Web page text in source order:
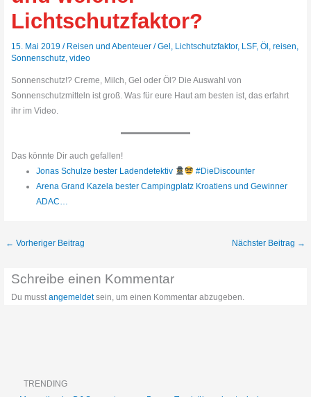
Lichtschutzfaktor?
15. Mai 2019/ Reisen und Abenteuer /Gel Lichtschutzfaktor, LSF,Öl ,reisen
Sonnenschutz ,video
Sonnenschutz!? Creme, Milch, Gel oder Öl? Die Auswahl von
Sonnenschutzmitteln ist groß. Was für eure Haut am besten ist, das erfahrt
ihr im Video.
Das könnte Dir auch gefallen!
Jonas Schulze bester Ladendetektiv
#DieDiscounter
Arena Grand Kazela bester Campingplatz Kroatiens und Gewinner
ADAC…
← Vorheriger Beitrag Nächster Beitrag →
Schreibe einen Kommentar
Du musstangemeldetsein, um einen Kommentar abzugeben.
TRENDING